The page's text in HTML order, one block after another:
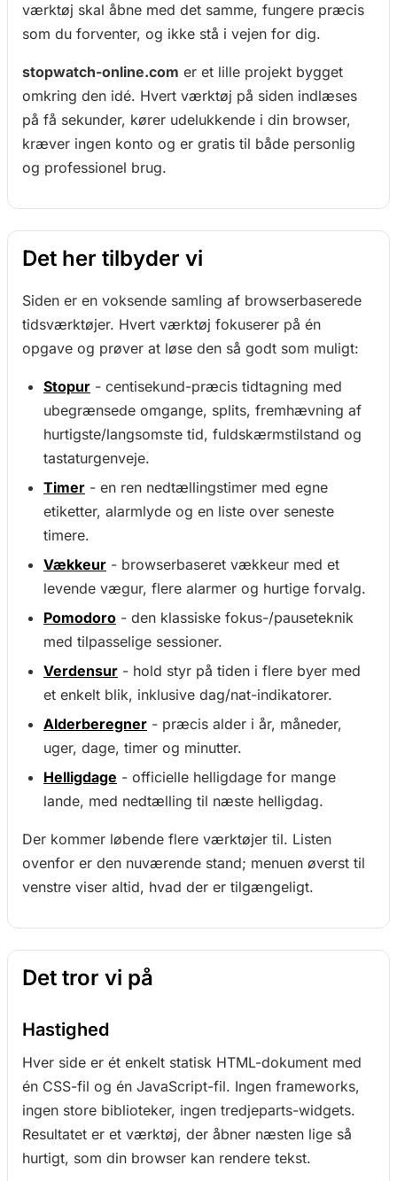
værktøj skal åbne med det samme, fungere præcis
som du forventer, og ikke stå i vejen for dig.
stopwatch-online.com er et lille projekt bygget
omkring den idé. Hvert værktøj på siden indlæses
på få sekunder, kører udelukkende i din browser,
kræver ingen konto og er gratis til både personlig
og professionel brug.
Det her tilbyder vi
Siden er en voksende samling af browserbaserede
tidsværktøjer. Hvert værktøj fokuserer på én
opgave og prøver at løse den så godt som muligt:
Stopur - centisekund-præcis tidtagning med
ubegrænsede omgange, splits, fremhævning af
hurtigste/langsomste tid, fuldskærmstilstand og
tastaturgenveje.
Timer - en ren nedtællingstimer med egne
etiketter, alarmlyde og en liste over seneste
timere.
Vækkeur - browserbaseret vækkeur med et
levende vægur, flere alarmer og hurtige forvalg.
Pomodoro - den klassiske fokus-/pauseteknik
med tilpasselige sessioner.
Verdensur - hold styr på tiden i flere byer med
et enkelt blik, inklusive dag/nat-indikatorer.
Alderberegner - præcis alder i år, måneder,
uger, dage, timer og minutter.
Helligdage - officielle helligdage for mange
lande, med nedtælling til næste helligdag.
Der kommer løbende flere værktøjer til. Listen
ovenfor er den nuværende stand; menuen øverst til
venstre viser altid, hvad der er tilgængeligt.
Det tror vi på
Hastighed
Hver side er ét enkelt statisk HTML-dokument med
én CSS-fil og én JavaScript-fil. Ingen frameworks,
ingen store biblioteker, ingen tredjeparts-widgets.
Resultatet er et værktøj, der åbner næsten lige så
hurtigt, som din browser kan rendere tekst.